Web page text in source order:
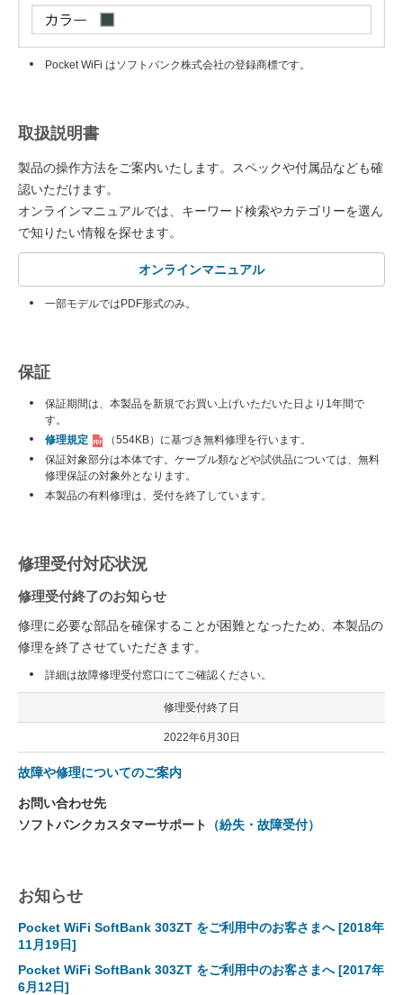
Pocket WiFi はソフトバンク株式会社の登録商標です。
取扱説明書
製品の操作方法をご案内いたします。スペックや付属品なども確
認いただけます。
オンラインマニュアルでは、キーワード検索やカテゴリーを選ん
で知りたい情報を探せます。
オンラインマニュアル
一部モデルではPDF形式のみ。
保証
保証期間は、本製品を新規でお買い上げいただいた日より1年間で
す。
修理規定
（554KB） に基づき無料修理を行います。
保証対象部分は本体です。ケーブル類などや試供品については、無料
修理保証の対象外となります。
本製品の有料修理は、受付を終了しています。
修理受付対応状況
修理受付終了のお知らせ
修理に必要な部品を確保することが困難となったため、本製品の
修理を終了させていただきます。
詳細は故障修理受付窓口にてご確認ください。
修理受付終了日
2022年6月30日
故障や修理についてのご案内
お問い合わせ先
ソフトバンクカスタマーサポート
（紛失・故障受付）
お知らせ
Pocket WiFi SoftBank 303ZT をご利用中のお客さまへ[2018年
11月19日]
Pocket WiFi SoftBank 303ZT をご利用中のお客さまへ[2017年
6月12日]